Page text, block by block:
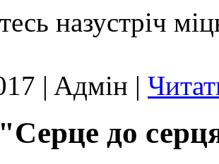
назустріч
| Aдмін |
до